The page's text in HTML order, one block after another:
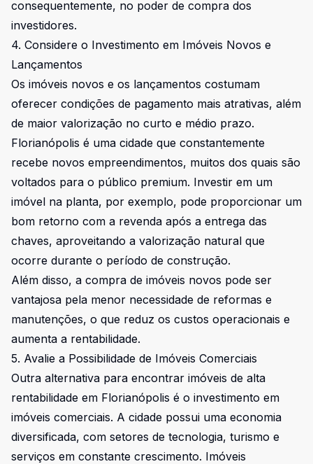
consequentemente, no poder de compra dos
investidores.
4. Considere o Investimento em Imóveis Novos e
Lançamentos
Os imóveis novos e os lançamentos costumam
oferecer condições de pagamento mais atrativas, além
de maior valorização no curto e médio prazo.
Florianópolis é uma cidade que constantemente
recebe novos empreendimentos, muitos dos quais são
voltados para o público premium. Investir em um
imóvel na planta, por exemplo, pode proporcionar um
bom retorno com a revenda após a entrega das
chaves, aproveitando a valorização natural que
ocorre durante o período de construção.
Além disso, a compra de imóveis novos pode ser
vantajosa pela menor necessidade de reformas e
manutenções, o que reduz os custos operacionais e
aumenta a rentabilidade.
5. Avalie a Possibilidade de Imóveis Comerciais
Outra alternativa para encontrar imóveis de alta
rentabilidade em Florianópolis é o investimento em
imóveis comerciais. A cidade possui uma economia
diversificada, com setores de tecnologia, turismo e
serviços em constante crescimento. Imóveis